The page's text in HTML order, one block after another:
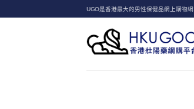
to
UGO是香港最大的男性保健品網上購物